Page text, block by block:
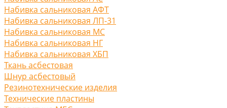
Набивка сальниковая АФТ
Набивка сальниковая ЛП-31
Набивка сальниковая МС
Набивка сальниковая НГ
Набивка сальниковая ХБП
Ткань асбестовая
Шнур асбестовый
Резинотехнические изделия
Технические пластины